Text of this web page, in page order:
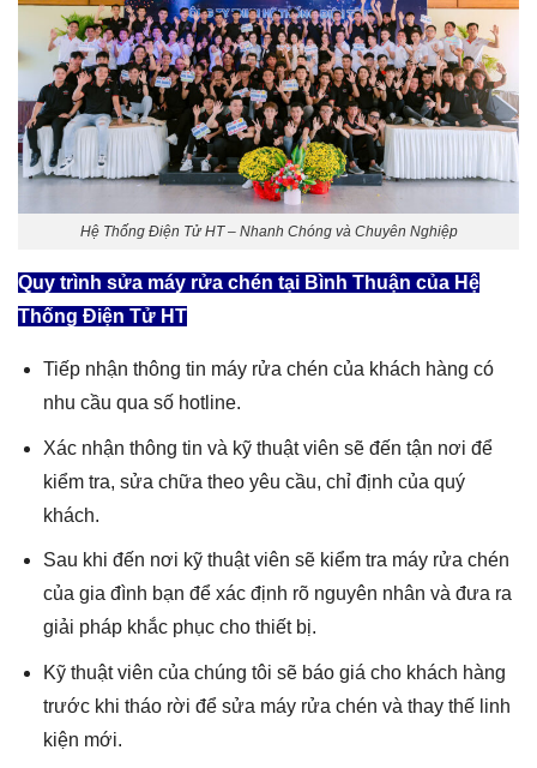
Hệ Thống Điện Tử HT – Nhanh Chóng và Chuyên Nghiệp
Quy trình sửa máy rửa chén tại Bình Thuận của Hệ
Thống Điện Tử HT
Tiếp nhận thông tin máy rửa chén của khách hàng có
nhu cầu qua số hotline.
Xác nhận thông tin và kỹ thuật viên sẽ đến tận nơi để
kiểm tra, sửa chữa theo yêu cầu, chỉ định của quý
khách.
Sau khi đến nơi kỹ thuật viên sẽ kiểm tra máy rửa chén
của gia đình bạn để xác định rõ nguyên nhân và đưa ra
giải pháp khắc phục cho thiết bị.
Kỹ thuật viên của chúng tôi sẽ báo giá cho khách hàng
trước khi tháo rời để sửa máy rửa chén và thay thế linh
kiện mới.